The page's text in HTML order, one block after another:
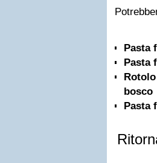
Pasta
Pasta
bosco
Pasta